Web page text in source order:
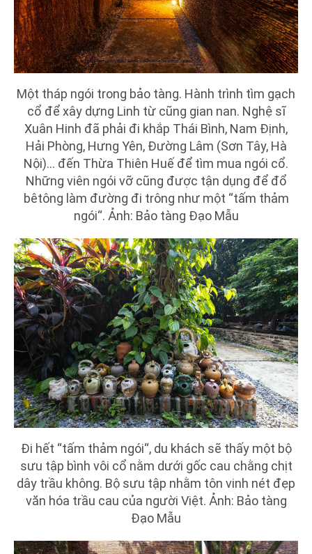
Một tháp ngói trong bảo tàng. Hành trình tìm gạch
cổ để xây dựng Linh từ cũng gian nan. Nghệ sĩ
Xuân Hinh đã phải đi khắp Thái Bình, Nam Định,
Hải Phòng, Hưng Yên, Đường Lâm (Sơn Tây, Hà
Nội)... đến Thừa Thiên Huế để tìm mua ngói cổ.
Những viên ngói vỡ cũng được tận dụng để đổ
bêtông làm đường đi trông như một “tấm thảm
ngói“. Ảnh: Bảo tàng Đạo Mẫu
Đi hết “tấm thảm ngói“, du khách sẽ thấy một bộ
sưu tập bình vôi cổ nằm dưới gốc cau chằng chịt
dây trầu không. Bộ sưu tập nhằm tôn vinh nét đẹp
văn hóa trầu cau của người Việt. Ảnh: Bảo tàng
Đạo Mẫu